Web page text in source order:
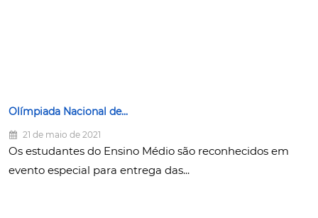
Olímpiada Nacional de...
21 de maio de 2021
Os estudantes do Ensino Médio são reconhecidos em
evento especial para entrega das...